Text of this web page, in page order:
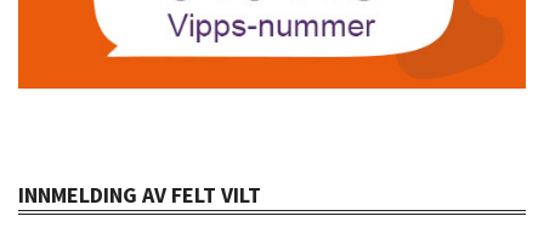
INNMELDING AV FELT VILT